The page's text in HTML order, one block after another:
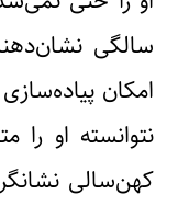
سالگی
امکان
نتوانسته او را
کهن‌سالی